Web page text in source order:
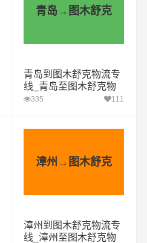
青岛→图木舒克
青岛到图木舒克物流专
线_青岛至图木舒克物
流公司
335 111
漳州→图木舒克
漳州到图木舒克物流专
线_漳州至图木舒克物